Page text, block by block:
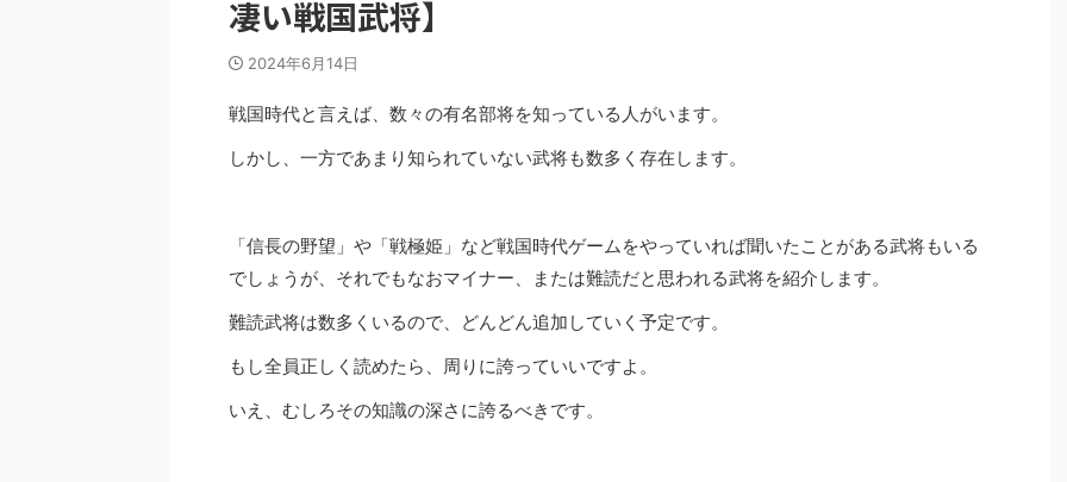
凄い戦国武将】
2024年6月14日
戦国時代と言えば、数々の有名部将を知っている人がいます。
しかし、一方であまり知られていない武将も数多く存在します。
「信長の野望」や「戦極姫」など戦国時代ゲームをやっていれば聞いたことがある武将もいる
でしょうが、それでもなおマイナー、または難読だと思われる武将を紹介します。
難読武将は数多くいるので、どんどん追加していく予定です。
もし全員正しく読めたら、周りに誇っていいですよ。
いえ、むしろその知識の深さに誇るべきです。